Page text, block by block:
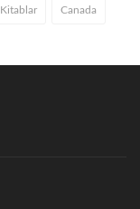
Kitablar Canada